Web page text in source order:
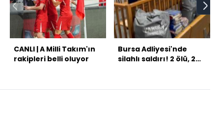
CANLI | A Milli Takım'ın
rakipleri belli oluyor
Bursa Adliyesi'nde
silahlı saldırı! 2 ölü, 2